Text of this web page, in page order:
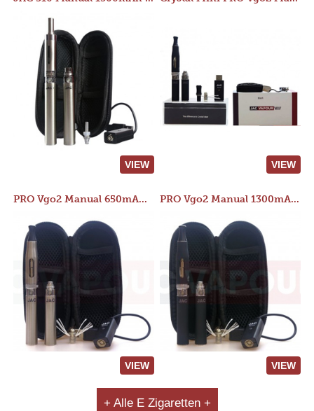
VIEW VIEW
PRO Vgo2 Manual 650mAh Kit
VIEW
PRO Vgo2 Manual 1300mAh Kit
VIEW
+ Alle E Zigaretten +